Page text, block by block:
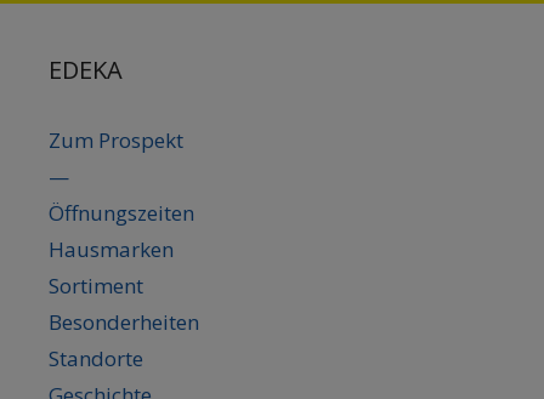
EDEKA
Zum Prospekt
—
Öffnungszeiten
Hausmarken
Sortiment
Besonderheiten
Standorte